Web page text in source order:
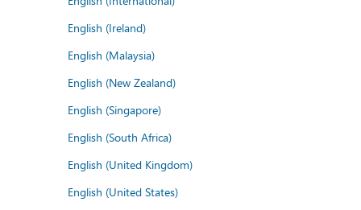
English (Ireland)
English (Malaysia)
English (New Zealand)
English (Singapore)
English (South Africa)
English (United Kingdom)
English (United States)